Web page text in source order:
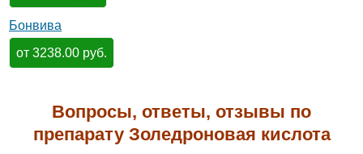
Бонвива
от 3238.00 руб.
Вопросы, ответы, отзывы по
препарату Золедроновая кислота